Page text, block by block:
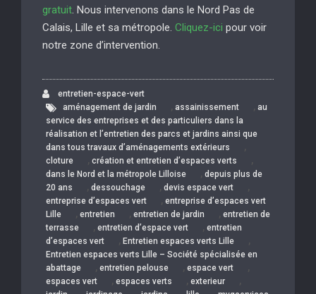
gratuit. Nous intervenons dans le Nord Pas de
Calais, Lille et sa métropole. Cliquez-ici pour voir
notre zone d’intervention.
entretien-espace-vert
aménagement de jardin
, assainissement , au
service des entreprises et des particuliers dans la
réalisation et l’entretien des parcs et jardins ainsi que
dans tous travaux d’aménagements extérieurs
,
cloture , création et entretien d’espaces verts ,
dans le Nord et la métropole Lilloise , depuis plus de
20 ans
, dessouchage , devis espace vert ,
entreprise d’espaces vert , entreprise d’espaces vert
Lille
, entretien , entretien de jardin , entretien de
terrasse
, entretien d’espace vert , entretien
d’espaces vert
, Entretien espaces verts Lille ,
Entretien espaces verts Lille – Société spécialisée en
abattage
, entretien pelouse , espace vert ,
espaces vert , espaces verts , exterieur ,